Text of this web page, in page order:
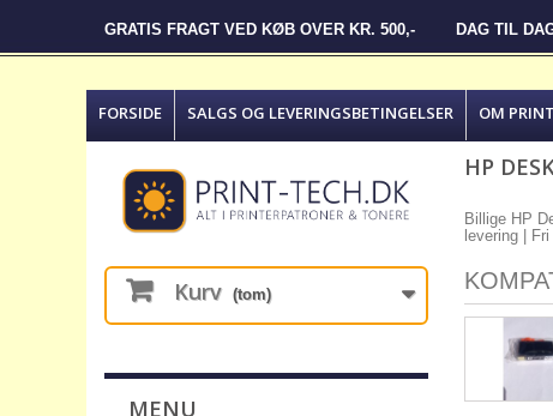
GRATIS FRAGT VED KØB OVER KR. 500,- DAG TIL
FORSIDE SALGS OG LEVERINGSBETINGELSER OM
Kurv (tom)
MENU
HP
Billige HP
levering |